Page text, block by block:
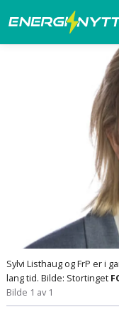
Sylvi Listhaug og FrP er i
lang tid. Bilde: Stortinget
Bilde 1 av 1